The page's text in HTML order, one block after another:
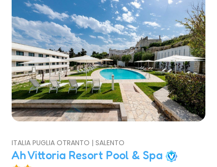
ITALIA PUGLIA OTRANTO | SALENTO
Ah Vittoria Resort Pool & Spa